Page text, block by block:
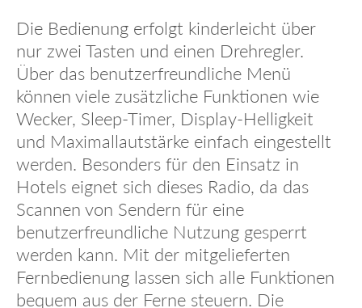
Die Bedienung erfolgt kinderleicht über
nur zwei Tasten und einen Drehregler.
Über das benutzerfreundliche Menü
können viele zusätzliche Funktionen wie
Wecker, Sleep-Timer, Display-Helligkeit
und Maximallautstärke einfach eingestellt
werden. Besonders für den Einsatz in
Hotels eignet sich dieses Radio, da das
Scannen von Sendern für eine
benutzerfreundliche Nutzung gesperrt
werden kann. Mit der mitgelieferten
Fernbedienung lassen sich alle Funktionen
bequem aus der Ferne steuern. Die